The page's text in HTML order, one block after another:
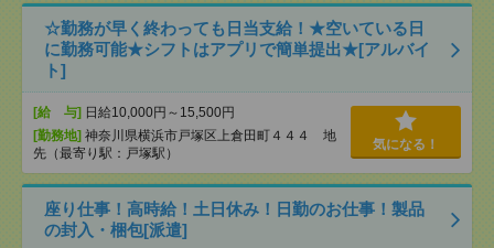
☆勤務が早く終わっても日当支給！★空いている日
に勤務可能★シフトはアプリで簡単提出★[アルバイ
ト]
[給 与] 日給10,000円～15,500円
[勤務地] 神奈川県横浜市戸塚区上倉田町４４４ 地
先（最寄り駅：戸塚駅）
気になる！
座り仕事！高時給！土日休み！日勤のお仕事！製品
の封入・梱包[派遣]